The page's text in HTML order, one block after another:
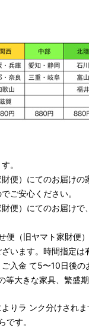
。
便） にてのお届けの
ご安心ください。
便） にてのお届けで
便 （旧ヤマト家財便
います。時間指定
入金 て5〜10日後の
等大きな家具、繁
りラ ンク分けされま
す。